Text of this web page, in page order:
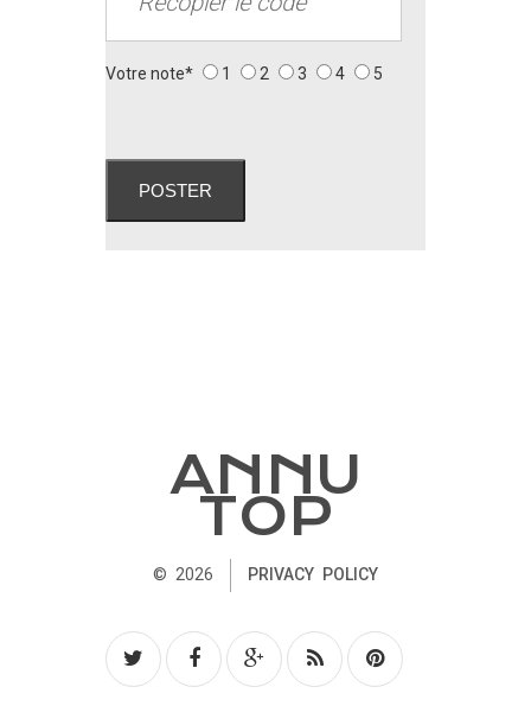
Votre note* 1 2 3 4 5
POSTER
ANNU
TOP
© 2026 PRIVACY POLICY